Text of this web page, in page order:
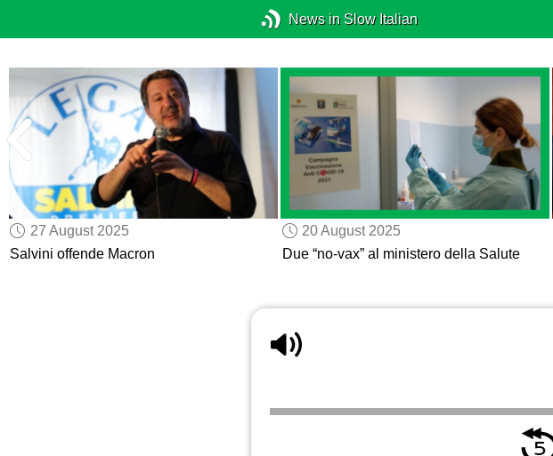
News in Slow Italian
27 August 2025
Salvini offende Macron
20 August 2025
Due “no-vax” al ministero della Salute